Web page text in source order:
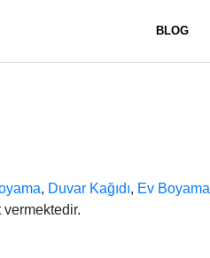
BLOG
, Duvar Kağıdı, Ev Boyama